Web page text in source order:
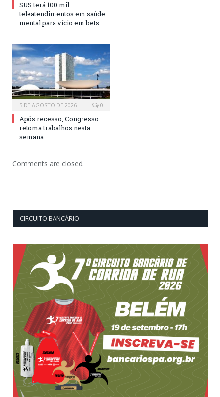
SUS terá 100 mil
teleatendimentos em saúde
mental para vício em bets
5 DE AGOSTO DE 2026 0
Após recesso, Congresso
retoma trabalhos nesta
semana
Comments are closed.
CIRCUITO BANCÁRIO